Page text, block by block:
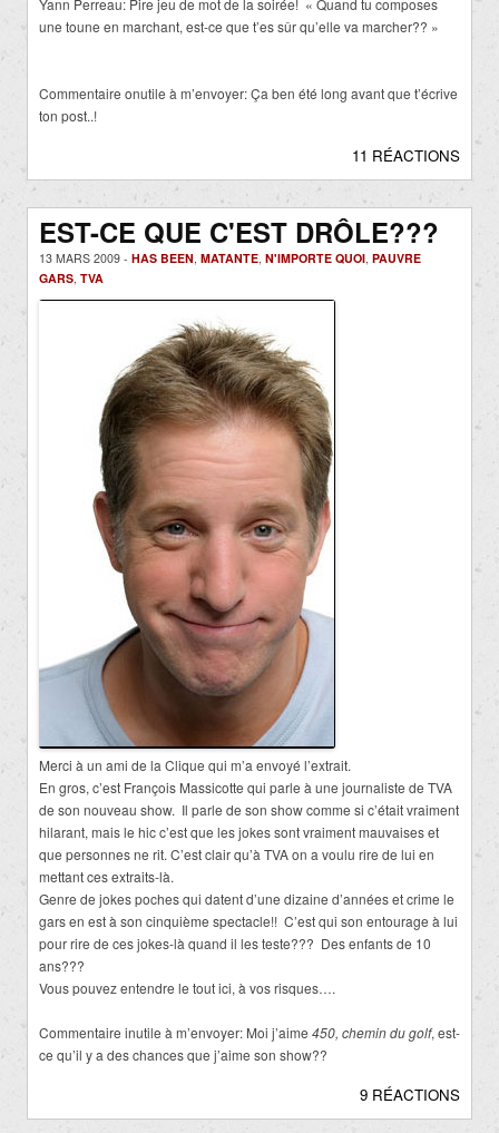
une toune en marchant, est-ce que t’es sûr qu’elle va marcher?? »
Commentaire onutile à m’envoyer: Ça ben été long avant que t’écrive
ton post..!
11 RÉACTIONS
EST-CE QUE C'EST DRÔLE???
13 MARS 2009 - HAS BEEN MATANTE N'IMPORTE QUOI PAUVRE
GARS TVA
Merci à un ami de la Clique qui m’a envoyé l’extrait.
En gros, c’est François Massicotte qui parle à une journaliste de TVA
de son nouveau show. Il parle de son show comme si c’était vraiment
hilarant, mais le hic c’est que les jokes sont vraiment mauvaises et
que personnes ne rit. C’est clair qu’à TVA on a voulu rire de lui en
mettant ces extraits-là.
Genre de jokes poches qui datent d’une dizaine d’années et crime le
gars en est à son cinquième spectacle!! C’est qui son entourage à lui
pour rire de ces jokes-là quand il les teste??? Des enfants de 10
ans???
Vous pouvez entendre le tout ici, à vos risques….
Commentaire inutile à m’envoyer: Moi j’aime 450, chemin du golf, est-
ce qu’il y a des chances que j’aime son show??
9 RÉACTIONS